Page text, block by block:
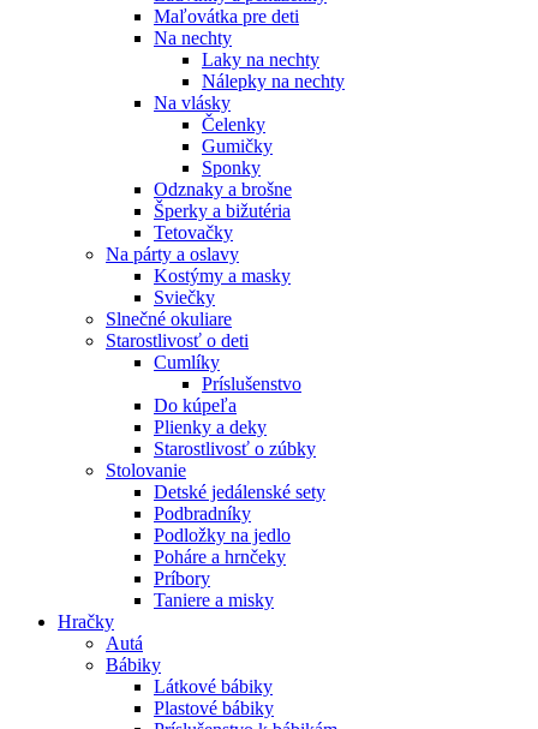
Maľovátka pre deti
Na nechty
Laky na nechty
Nálepky na nechty
Na vlásky
Čelenky
Gumičky
Sponky
Odznaky a brošne
Šperky a bižutéria
Tetovačky
Na párty a oslavy
Kostýmy a masky
Sviečky
Slnečné okuliare
Starostlivosť o deti
Cumlíky
Príslušenstvo
Do kúpeľa
Plienky a deky
Starostlivosť o zúbky
Stolovanie
Detské jedálenské sety
Podbradníky
Podložky na jedlo
Poháre a hrnčeky
Príbory
Taniere a misky
Hračky
Autá
Bábiky
Látkové bábiky
Plastové bábiky